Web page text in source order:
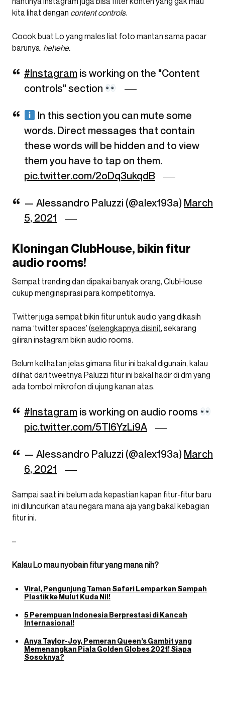
kita lihat dengan content controls.
Cocok buat Lo yang males liat foto mantan sama pacar
barunya. hehehe.
#Instagram is working on the "Content
controls" section
In this section you can mute some
words. Direct messages that contain
these words will be hidden and to view
them you have to tap on them.
pic.twitter.com/2oDq3ukqdB
— Alessandro Paluzzi (@alex193a) March
5, 2021
Kloningan ClubHouse, bikin fitur
audio rooms!
Sempat trending dan dipakai banyak orang, ClubHouse
cukup menginspirasi para kompetitornya.
Twitter juga sempat bikin fitur untuk audio yang dikasih
nama ‘twitter spaces’ (selengkapnya disini), sekarang
giliran instagram bikin audio rooms.
Belum kelihatan jelas gimana fitur ini bakal digunain, kalau
dilihat dari tweetnya Paluzzi fitur ini bakal hadir di dm yang
ada tombol mikrofon di ujung kanan atas.
#Instagram is working on audio rooms
pic.twitter.com/5TI6YzLi9A
— Alessandro Paluzzi (@alex193a) March
6, 2021
Sampai saat ini belum ada kepastian kapan fitur-fitur baru
ini diluncurkan atau negara mana aja yang bakal kebagian
fitur ini.
–
Kalau Lo mau nyobain fitur yang mana nih?
Viral, Pengunjung Taman Safari Lemparkan Sampah
Plastik ke Mulut Kuda Nil!
5 Perempuan Indonesia Berprestasi di Kancah
Internasional!
Anya Taylor-Joy, Pemeran Queen’s Gambit yang
Memenangkan Piala Golden Globes 2021! Siapa
Sosoknya?